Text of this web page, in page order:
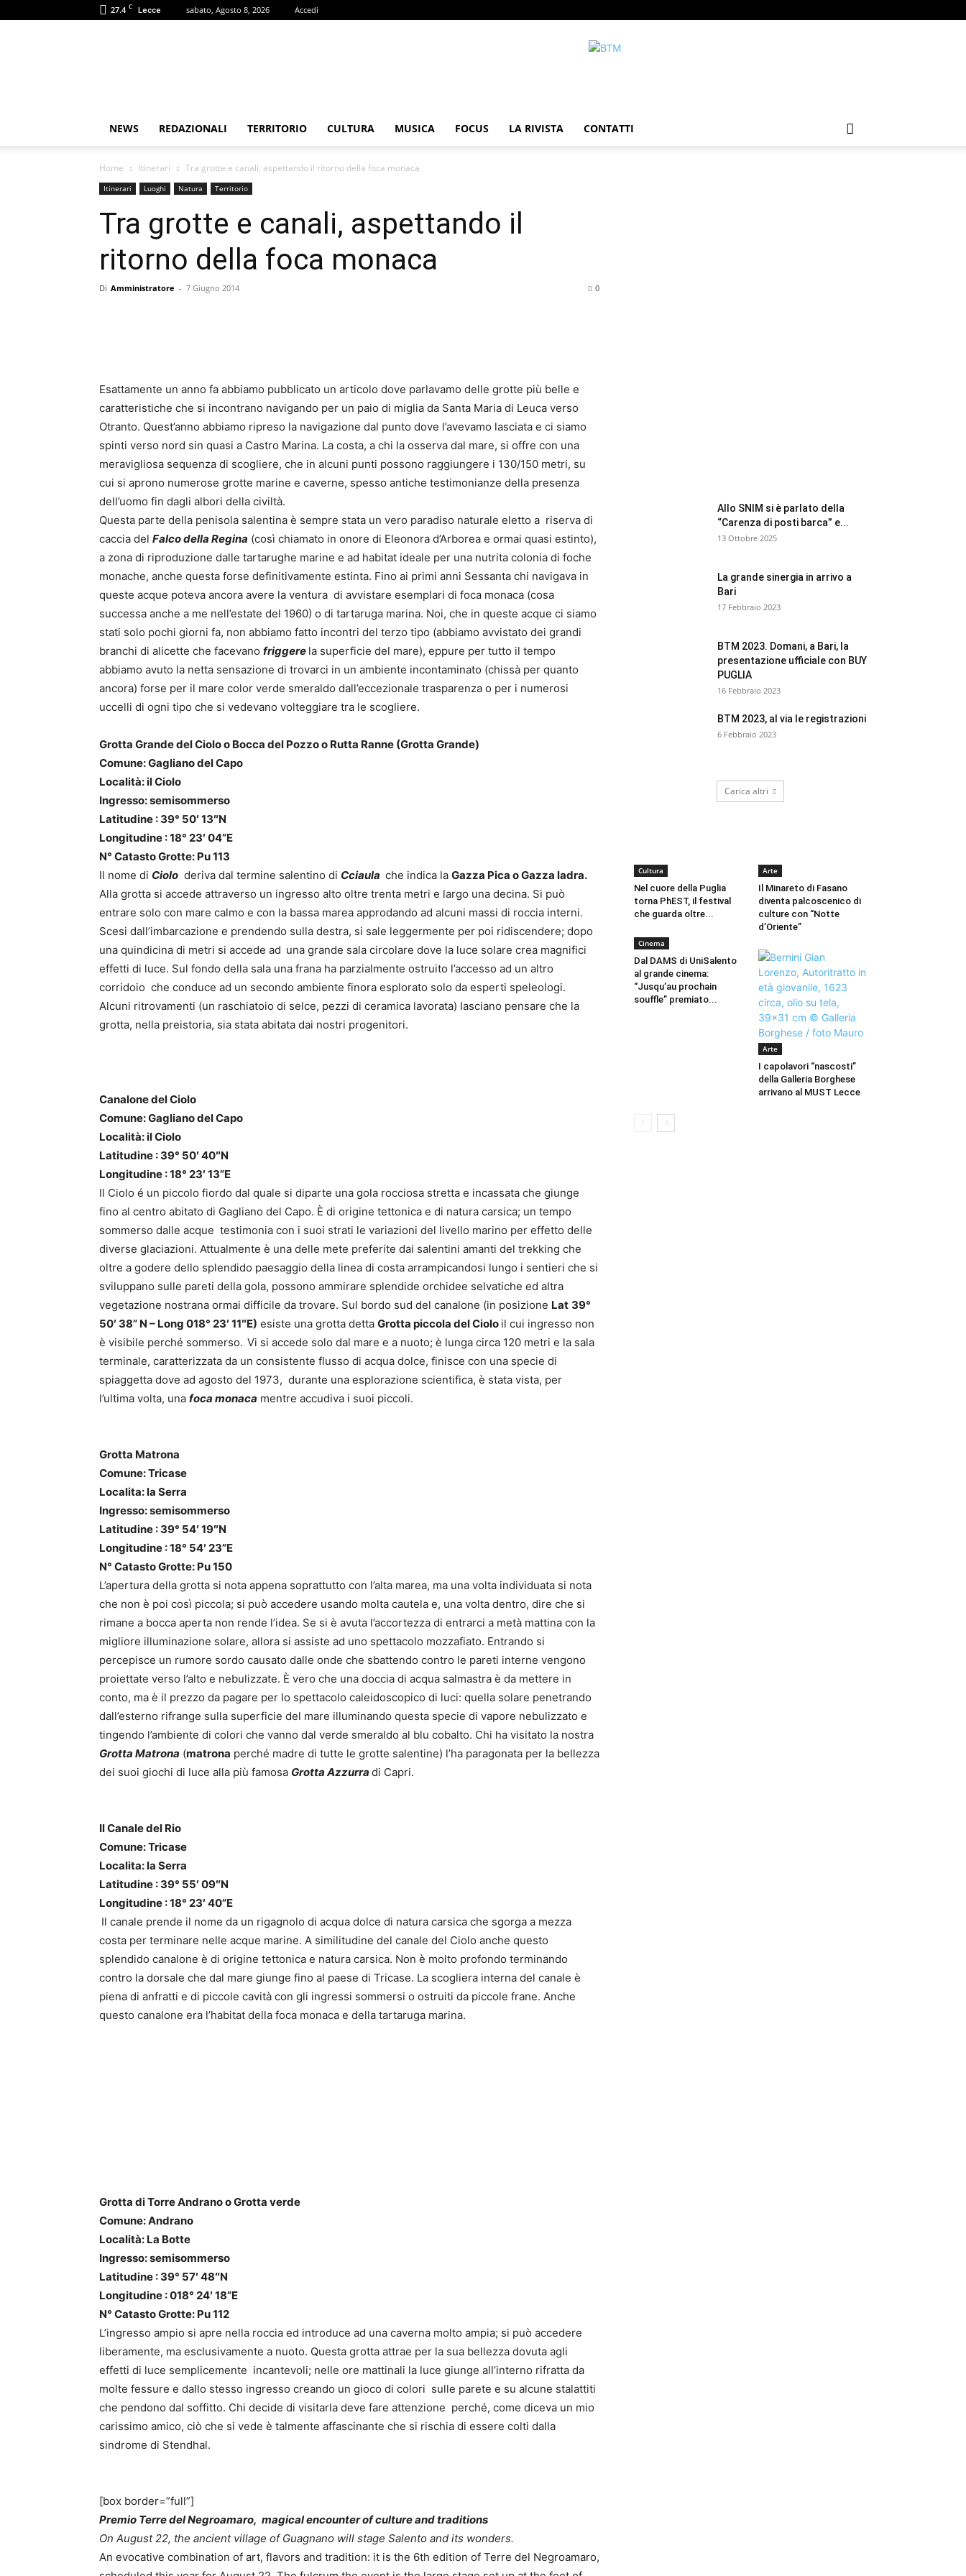
27.4 C Lecce sabato, Agosto 8, 2026 Accedi
NEWS REDAZIONALI TERRITORIO CULTURA MUSICA FOCUS LA RIVISTA CONTATTI
Home Itinerari Tra grotte e canali, aspettando il ritorno della foca monaca
Itinerari Luoghi Natura Territorio
Tra grotte e canali, aspettando il
ritorno della foca monaca
Di Amministratore - 7 Giugno 2014 0
Esattamente un anno fa abbiamo pubblicato un articolo dove parlavamo delle grotte più belle e
caratteristiche che si incontrano navigando per un paio di miglia da Santa Maria di Leuca verso
Otranto. Quest’anno abbiamo ripreso la navigazione dal punto dove l’avevamo lasciata e ci siamo
spinti verso nord sin quasi a Castro Marina. La costa, a chi la osserva dal mare, si offre con una
meravigliosa sequenza di scogliere, che in alcuni punti possono raggiungere i 130/150 metri, su
cui si aprono numerose grotte marine e caverne, spesso antiche testimonianze della presenza
dell’uomo fin dagli albori della civiltà.
Questa parte della penisola salentina è sempre stata un vero paradiso naturale eletto a riserva di
caccia del Falco della Regina (così chiamato in onore di Eleonora d’Arborea e ormai quasi estinto),
a zona di riproduzione dalle tartarughe marine e ad habitat ideale per una nutrita colonia di foche
monache, anche questa forse definitivamente estinta. Fino ai primi anni Sessanta chi navigava in
queste acque poteva ancora avere la ventura di avvistare esemplari di foca monaca (cosa
successa anche a me nell’estate del 1960) o di tartaruga marina. Noi, che in queste acque ci siamo
stati solo pochi giorni fa, non abbiamo fatto incontri del terzo tipo (abbiamo avvistato dei grandi
branchi di alicette che facevano friggere la superficie del mare), eppure per tutto il tempo
abbiamo avuto la netta sensazione di trovarci in un ambiente incontaminato (chissà per quanto
ancora) forse per il mare color verde smeraldo dall’eccezionale trasparenza o per i numerosi
uccelli di ogni tipo che si vedevano volteggiare tra le scogliere.
Grotta Grande del Ciolo o Bocca del Pozzo o Rutta Ranne (Grotta Grande)
Comune: Gagliano del Capo
Località: il Ciolo
Ingresso: semisommerso
Latitudine : 39° 50′ 13″N
Longitudine : 18° 23′ 04”E
N° Catasto Grotte: Pu 113
Il nome di Ciolo deriva dal termine salentino di Cciaula che indica la Gazza Pica o Gazza ladra.
Alla grotta si accede attraverso un ingresso alto oltre trenta metri e largo una decina. Si può
entrare solo con mare calmo e con la bassa marea approdando ad alcuni massi di roccia interni.
Scesi dall’imbarcazione e prendendo sulla destra, si sale leggermente per poi ridiscendere; dopo
una quindicina di metri si accede ad una grande sala circolare dove la luce solare crea magnifici
effetti di luce. Sul fondo della sala una frana ha parzialmente ostruito l’accesso ad un altro
corridoio che conduce ad un secondo ambiente finora esplorato solo da esperti speleologi.
Alcuni ritrovamenti (un raschiatoio di selce, pezzi di ceramica lavorata) lasciano pensare che la
grotta, nella preistoria, sia stata abitata dai nostri progenitori.
Canalone del Ciolo
Comune: Gagliano del Capo
Località: il Ciolo
Latitudine : 39° 50′ 40″N
Longitudine : 18° 23′ 13”E
Il Ciolo é un piccolo fiordo dal quale si diparte una gola rocciosa stretta e incassata che giunge
fino al centro abitato di Gagliano del Capo. È di origine tettonica e di natura carsica; un tempo
sommerso dalle acque testimonia con i suoi strati le variazioni del livello marino per effetto delle
diverse glaciazioni. Attualmente è una delle mete preferite dai salentini amanti del trekking che
oltre a godere dello splendido paesaggio della linea di costa arrampicandosi lungo i sentieri che si
sviluppano sulle pareti della gola, possono ammirare splendide orchidee selvatiche ed altra
vegetazione nostrana ormai difficile da trovare. Sul bordo sud del canalone (in posizione Lat 39°
50′ 38” N – Long 018° 23′ 11″E) esiste una grotta detta Grotta piccola del Ciolo il cui ingresso non
è visibile perché sommerso. Vi si accede solo dal mare e a nuoto; è lunga circa 120 metri e la sala
terminale, caratterizzata da un consistente flusso di acqua dolce, finisce con una specie di
spiaggetta dove ad agosto del 1973, durante una esplorazione scientifica, è stata vista, per
l’ultima volta, una foca monaca mentre accudiva i suoi piccoli.
Grotta Matrona
Comune: Tricase
Localita: la Serra
Ingresso: semisommerso
Latitudine : 39° 54′ 19″N
Longitudine : 18° 54′ 23”E
N° Catasto Grotte: Pu 150
L’apertura della grotta si nota appena soprattutto con l’alta marea, ma una volta individuata si nota
che non è poi così piccola; si può accedere usando molta cautela e, una volta dentro, dire che si
rimane a bocca aperta non rende l’idea. Se si è avuta l’accortezza di entrarci a metà mattina con la
migliore illuminazione solare, allora si assiste ad uno spettacolo mozzafiato. Entrando si
percepisce un rumore sordo causato dalle onde che sbattendo contro le pareti interne vengono
proiettate verso l’alto e nebulizzate. È vero che una doccia di acqua salmastra è da mettere in
conto, ma è il prezzo da pagare per lo spettacolo caleidoscopico di luci: quella solare penetrando
dall’esterno rifrange sulla superficie del mare illuminando questa specie di vapore nebulizzato e
tingendo l’ambiente di colori che vanno dal verde smeraldo al blu cobalto. Chi ha visitato la nostra
Grotta Matrona (matrona perché madre di tutte le grotte salentine) l’ha paragonata per la bellezza
dei suoi giochi di luce alla più famosa Grotta Azzurra di Capri.
Il Canale del Rio
Comune: Tricase
Localita: la Serra
Latitudine : 39° 55′ 09″N
Longitudine : 18° 23′ 40”E
Il canale prende il nome da un rigagnolo di acqua dolce di natura carsica che sgorga a mezza
costa per terminare nelle acque marine. A similitudine del canale del Ciolo anche questo
splendido canalone è di origine tettonica e natura carsica. Non è molto profondo terminando
contro la dorsale che dal mare giunge fino al paese di Tricase. La scogliera interna del canale è
piena di anfratti e di piccole cavità con gli ingressi sommersi o ostruiti da piccole frane. Anche
questo canalone era l’habitat della foca monaca e della tartaruga marina.
Grotta di Torre Andrano o Grotta verde
Comune: Andrano
Località: La Botte
Ingresso: semisommerso
Latitudine : 39° 57′ 48″N
Longitudine : 018° 24′ 18”E
N° Catasto Grotte: Pu 112
L’ingresso ampio si apre nella roccia ed introduce ad una caverna molto ampia; si può accedere
liberamente, ma esclusivamente a nuoto. Questa grotta attrae per la sua bellezza dovuta agli
effetti di luce semplicemente incantevoli; nelle ore mattinali la luce giunge all’interno rifratta da
molte fessure e dallo stesso ingresso creando un gioco di colori sulle parete e su alcune stalattiti
che pendono dal soffitto. Chi decide di visitarla deve fare attenzione perché, come diceva un mio
carissimo amico, ciò che si vede è talmente affascinante che si rischia di essere colti dalla
sindrome di Stendhal.
[box border=”full”]
Premio Terre del Negroamaro, magical encounter of culture and traditions
On August 22, the ancient village of Guagnano will stage Salento and its wonders.
An evocative combination of art, flavors and tradition: it is the 6th edition of Terre del Negroamaro,
Allo SNIM si è parlato della
“Carenza di posti barca” e...
13 Ottobre 2025
La grande sinergia in arrivo a
Bari
17 Febbraio 2023
BTM 2023. Domani, a Bari, la
presentazione ufficiale con BUY
PUGLIA
16 Febbraio 2023
BTM 2023, al via le registrazioni
6 Febbraio 2023
Carica altri
Cultura
Nel cuore della Puglia
torna PhEST, il festival
che guarda oltre...
Arte
Il Minareto di Fasano
diventa palcoscenico di
culture con “Notte
d’Oriente”
Cinema
Dal DAMS di UniSalento
al grande cinema:
“Jusqu’au prochain
souffle” premiato...
Arte
I capolavori “nascosti”
della Galleria Borghese
arrivano al MUST Lecce